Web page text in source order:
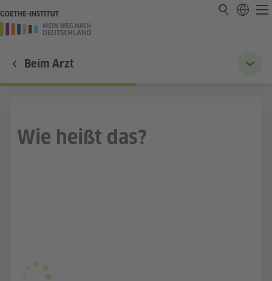
Beim Arzt
Wie heißt das?